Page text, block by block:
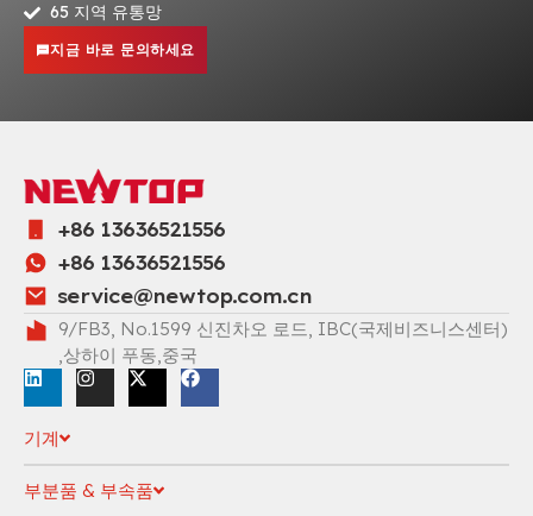
65 지역 유통망
지금 바로 문의하세요
+86 13636521556
+86 13636521556
service@newtop.com.cn
9/FB3, No.1599 신진차오 로드, IBC(국제비즈니스센터)
,상하이 푸동,중국
기계
부분품 & 부속품